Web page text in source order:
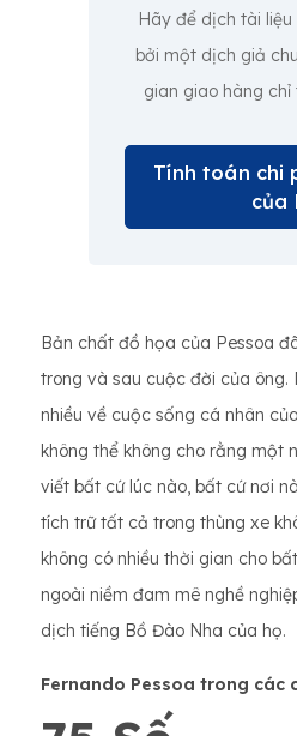
Hãy để dịch tài
bởi một dịch giả
gian giao hàng chỉ
Tính toán chi
của
Bản chất đồ họa của Pessoa
trong và sau cuộc đời của ông.
nhiều về cuộc sống cá nhân
không thể không cho rằng một
viết bất cứ lúc nào, bất cứ nơi
tích trữ tất cả trong thùng xe
không có nhiều thời gian cho
ngoài niềm đam mê nghề
dịch tiếng Bồ Đào Nha của họ.
Fernando Pessoa trong các